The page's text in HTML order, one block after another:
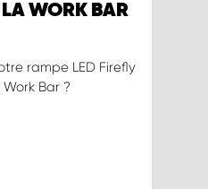
LA WORK BAR
rampe LED Firefly
Bar ?